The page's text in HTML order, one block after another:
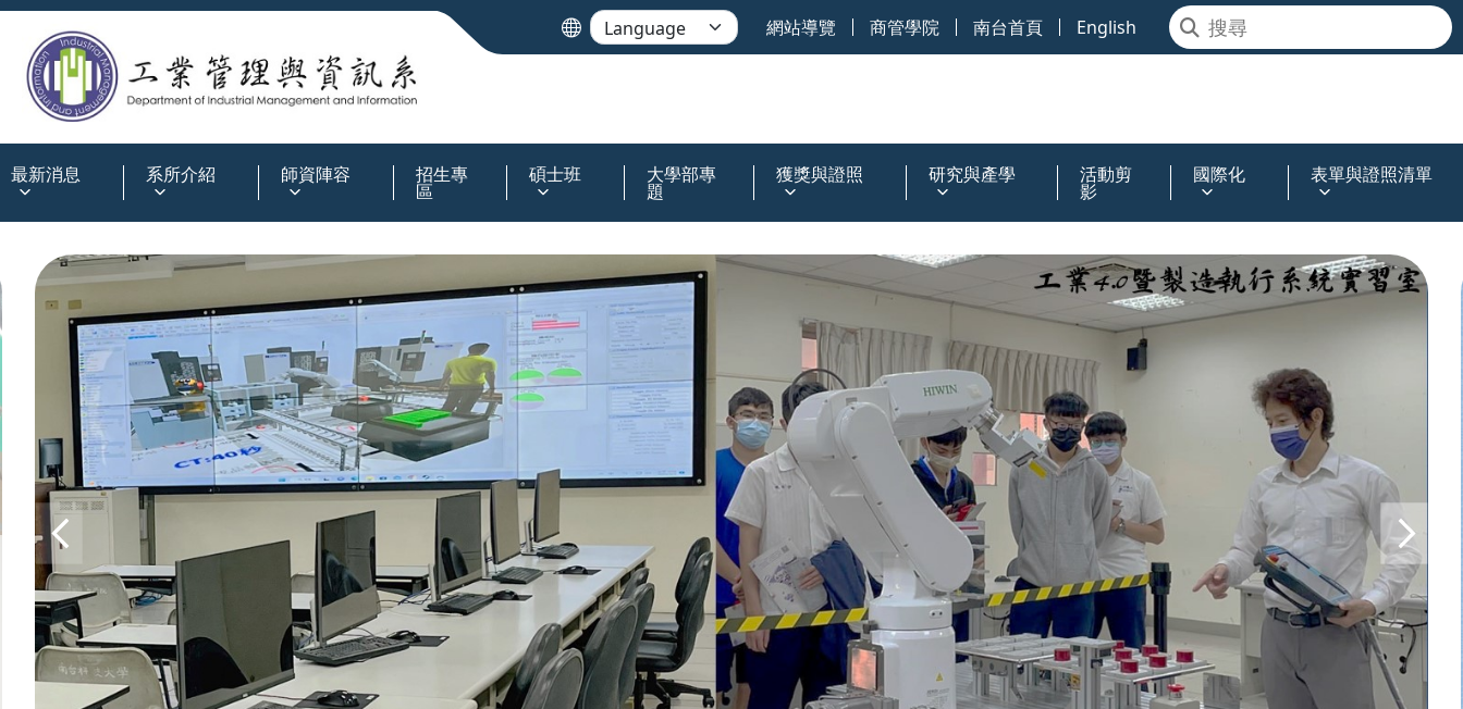
網站導覽 商管學院 南台首頁 English
最新消息 系所介紹 師資陣容 招生專
區
碩士班 大學部專
題
獲獎與證照 研究與產學 活動剪
影
國際化 表單與證照清單